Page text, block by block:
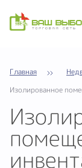
Главная